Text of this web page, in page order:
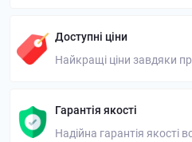
Доступні ціни
Найкращі ціни завдяки
Гарантія якості
Надійна гарантія якості